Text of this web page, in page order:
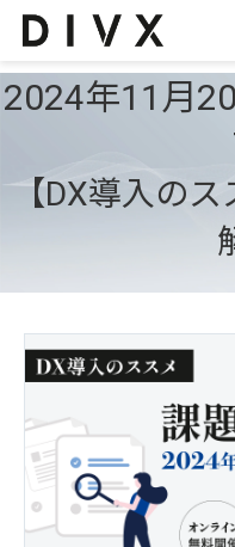
AIソリューション
開発事例
セミナー
お知らせ
会社情報
2024年11月
【DX導入のス